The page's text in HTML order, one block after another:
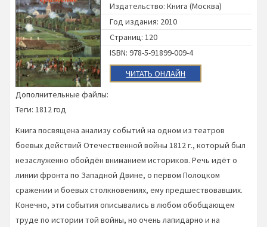
Издательство:Книга (Москва)
Год издания: 2010
Страниц: 120
ISBN: 978-5-91899-009-4
ЧИТАТЬ ОНЛАЙН
Дополнительные файлы:
Теги: 1812 год
Книга посвящена анализу событий на одном из театров
боевых действий Отечественной войны 1812 г., который был
незаслуженно обойдён вниманием историков. Речь идёт о
линии фронта по Западной Двине, о первом Полоцком
сражении и боевых столкновениях, ему предшествовавших.
Конечно, эти события описывались в любом обобщающем
труде по истории той войны, но очень лапидарно и на